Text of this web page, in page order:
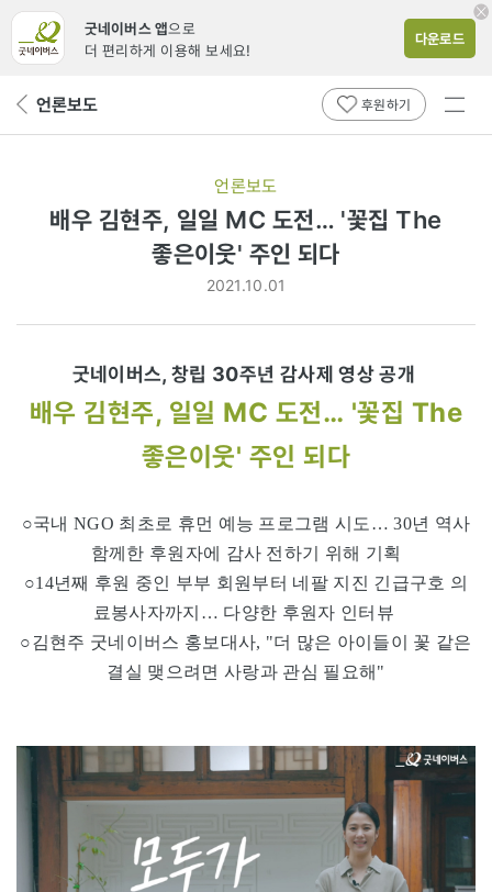
굿네이버스 앱으로
더 편리하게 이용해 보세요!
다운로드
뒤 언론보도 후원하기
전체
언론보도
배우 김현주, 일일 MC 도전… '꽃집 The
좋은이웃' 주인 되다
2021.10.01
굿네이버스, 창립 30주년 감사제 영상 공개
배우 김현주, 일일 MC 도전… '꽃집 The
좋은이웃' 주인 되다
○국내 NGO 최초로 휴먼 예능 프로그램 시도… 30년 역사
함께한 후원자에 감사 전하기 위해 기획
○14년째 후원 중인 부부 회원부터 네팔 지진 긴급구호 의
료봉사자까지… 다양한 후원자 인터뷰
○김현주 굿네이버스 홍보대사, "더 많은 아이들이 꽃 같은
결실 맺으려면 사랑과 관심 필요해"